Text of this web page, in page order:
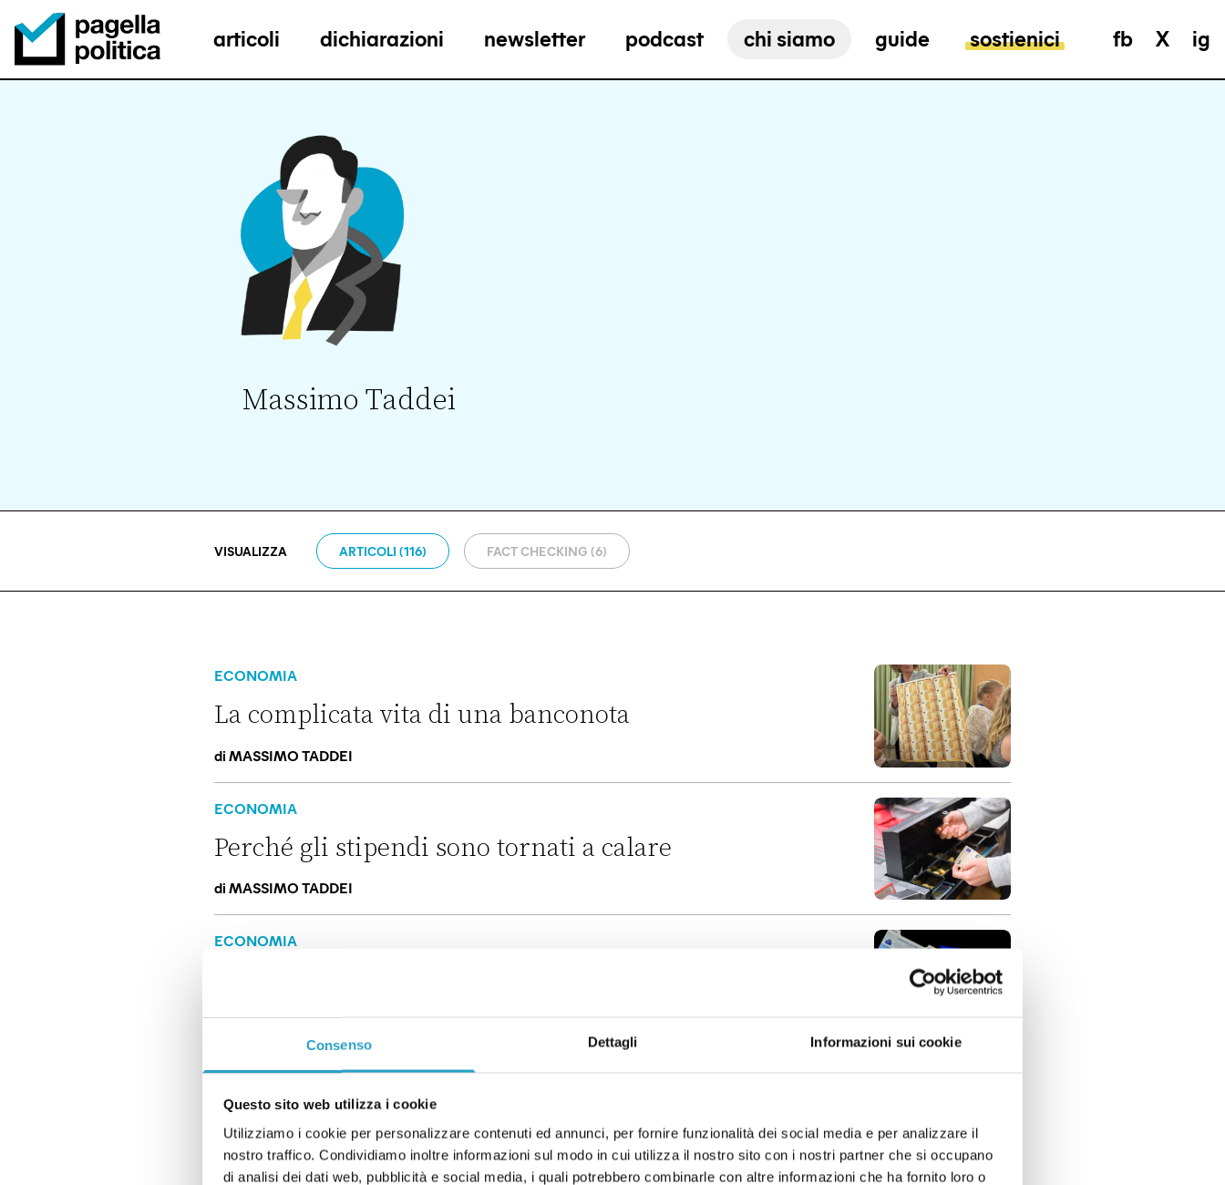
Consenso Dettagli Informazioni sui cookie
Questo sito web utilizza i cookie
Utilizziamo i cookie per personalizzare contenuti ed annunci, per fornire funzionalità dei social media e per analizzare il
nostro traffico. Condividiamo inoltre informazioni sul modo in cui utilizza il nostro sito con i nostri partner che si occupano
di analisi dei dati web, pubblicità e social media, i quali potrebbero combinarle con altre informazioni che ha fornito loro o
Pagella Politica Logo
articoli dichiarazioni newsletter podcast chi siamo guide sostienici fb X ig
Massimo Taddei
VISUALIZZA ARTICOLI (116) FACT CHECKING (6)
ECONOMIA
La complicata vita di una banconota
diMASSIMO TADDEI
ECONOMIA
Perché gli stipendi sono tornati a calare
diMASSIMO TADDEI
ECONOMIA
paghiamo
MASSIMO TADDEI
L’euro digitale potrebbe cambiare il modo in cui paghiamo
ECONOMIA
La nuova tassa europea per contrastare Temu e
Shein potrebbe colpire i consumatori